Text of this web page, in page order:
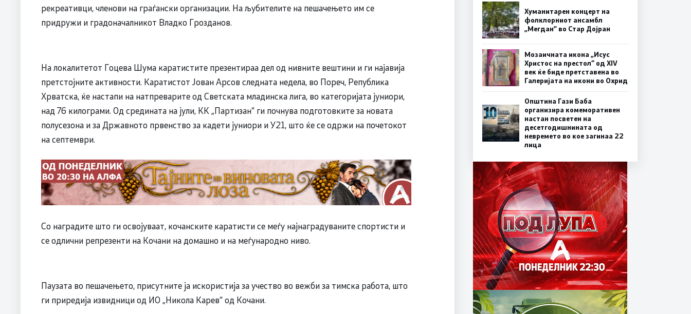
рекреативци, членови на граѓански организации. На љубителите на пешачењето им се
придружи и градоначалникот Владко Грозданов.
На локалитетот Гоцева Шума каратистите презентираа дел од нивните вештини и ги најавија
претстојните активности. Каратистот Јован Арсов следната недела, во Пореч, Република
Хрватска, ќе настапи на натпреварите од Светската младинска лига, во категоријата јуниори,
над 76 килограми. Од средината на јули, КК „Партизан“ ги почнува подготовките за новата
полусезона и за Државното првенство за кадети јуниори и У21, што ќе се одржи на почетокот
на септември.
Со наградите што ги освојуваат, кочанските каратисти се меѓу најнаградуваните спортисти и
се одлични репрезенти на Кочани на домашно и на меѓународно ниво.
Паузата во пешачењето, присутните ја искористија за учество во вежби за тимска работа, што
ги приредија извидници од ИО „Никола Карев“ од Кочани.
Хуманитарен концерт на
фолклорниот ансамбл
„Мегдан” во Стар Дојран
Мозаичната икона „Исус
Христос на престол“ од XIV
век ќе биде претставена во
Галеријата на икони во Охрид
Општина Гази Баба
организира комеморативен
настан посветен на
десетгодишнината од
невремето во кое загинаа 22
лица